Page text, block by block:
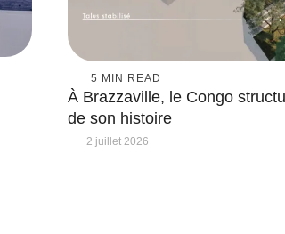
5 MIN READ
À Brazzaville, le Congo
de son histoire
2 juillet 2026